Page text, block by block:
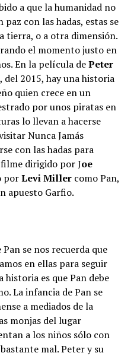
a que la humanidad no
con las hadas, estas se
tierra, o a otra dimensión.
el momento justo en
En la película dePeter
, del 2015, hay una historia
quien crece en un
por unos piratas en
lo llevan a hacerse
Nunca Jamás
con las hadas para
filme dirigido por Joe
porLevi Millercomo Pan,
apuesto Garfio.
se nos recuerda que
en ellas para seguir
es que Pan debe
La infancia de Pan se
a mediados de la
monjas del lugar
a los niños sólo con
mal. Peter y su